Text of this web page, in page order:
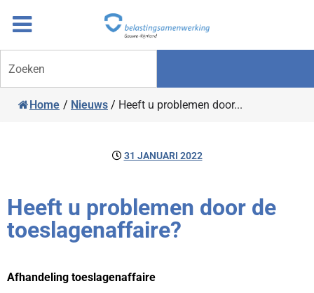
naar
inhoud
door
naar
navigatie
Zoeken
Home / Nieuws / Heeft u problemen door...
31 JANUARI 2022
Heeft u problemen door de
toeslagenaffaire?
Afhandeling toeslagenaffaire